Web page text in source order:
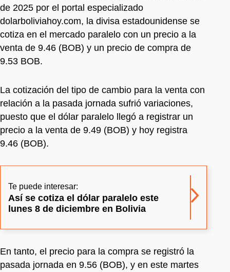
de 2025 por el portal especializado
dolarboliviahoy.com, la divisa estadounidense se
cotiza en el mercado paralelo con un precio a la
venta de 9.46 (BOB) y un precio de compra de
9.53 BOB.
La cotización del tipo de cambio para la venta con
relación a la pasada jornada sufrió variaciones,
puesto que el dólar paralelo llegó a registrar un
precio a la venta de 9.49 (BOB) y hoy registra
9.46 (BOB).
Te puede interesar:
Así se cotiza el dólar paralelo este
lunes 8 de diciembre en Bolivia
En tanto, el precio para la compra se registró la
pasada jornada en 9.56 (BOB), y en este martes